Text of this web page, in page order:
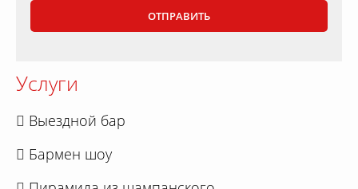
Услуги
Выездной бар
Бармен шоу